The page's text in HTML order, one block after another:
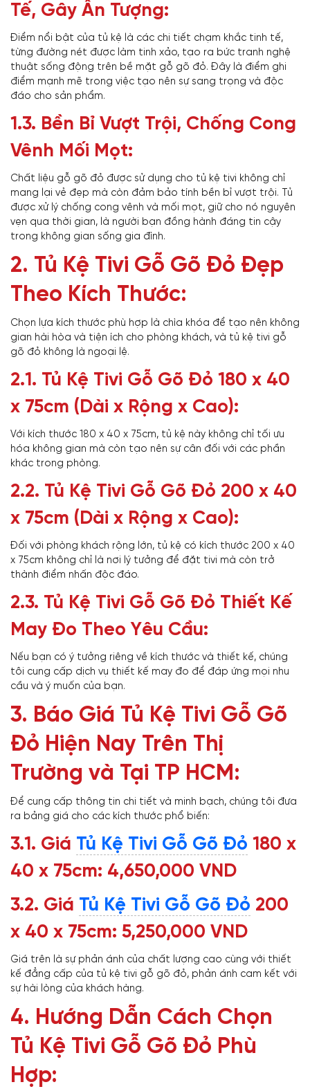
Tế, Gây Ấn Tượng:
Điểm nổi bật của tủ kệ là các chi tiết chạm khắc tinh tế,
từng đường nét được làm tinh xảo, tạo ra bức tranh nghệ
thuật sống động trên bề mặt gỗ gõ đỏ. Đây là điểm ghi
điểm mạnh mẽ trong việc tạo nên sự sang trọng và độc
đáo cho sản phẩm.
1.3. Bền Bỉ Vượt Trội, Chống Cong
Vênh Mối Mọt:
Chất liệu gỗ gõ đỏ được sử dụng cho tủ kệ tivi không chỉ
mang lại vẻ đẹp mà còn đảm bảo tính bền bỉ vượt trội. Tủ
được xử lý chống cong vênh và mối mọt, giữ cho nó nguyên
vẹn qua thời gian, là người bạn đồng hành đáng tin cậy
trong không gian sống gia đình.
2. Tủ Kệ Tivi Gỗ Gõ Đỏ Đẹp
Theo Kích Thước:
Chọn lựa kích thước phù hợp là chìa khóa để tạo nên không
gian hài hòa và tiện ích cho phòng khách, và tủ kệ tivi gỗ
gõ đỏ không là ngoại lệ.
2.1. Tủ Kệ Tivi Gỗ Gõ Đỏ 180 x 40
x 75cm (Dài x Rộng x Cao):
Với kích thước 180 x 40 x 75cm, tủ kệ này không chỉ tối ưu
hóa không gian mà còn tạo nên sự cân đối với các phần
khác trong phòng.
2.2. Tủ Kệ Tivi Gỗ Gõ Đỏ 200 x 40
x 75cm (Dài x Rộng x Cao):
Đối với phòng khách rộng lớn, tủ kệ có kích thước 200 x 40
x 75cm không chỉ là nơi lý tưởng để đặt tivi mà còn trở
thành điểm nhấn độc đáo.
2.3. Tủ Kệ Tivi Gỗ Gõ Đỏ Thiết Kế
May Đo Theo Yêu Cầu:
Nếu bạn có ý tưởng riêng về kích thước và thiết kế, chúng
tôi cung cấp dịch vụ thiết kế may đo để đáp ứng mọi nhu
cầu và ý muốn của bạn.
3. Báo Giá Tủ Kệ Tivi Gỗ Gõ
Đỏ Hiện Nay Trên Thị
Trường và Tại TP HCM:
Để cung cấp thông tin chi tiết và minh bạch, chúng tôi đưa
ra bảng giá cho các kích thước phổ biến:
3.1. Giá Tủ Kệ Tivi Gỗ Gõ Đỏ 180 x
40 x 75cm: 4,650,000 VND
3.2. Giá Tủ Kệ Tivi Gỗ Gõ Đỏ 200
x 40 x 75cm: 5,250,000 VND
Giá trên là sự phản ánh của chất lượng cao cùng với thiết
kế đẳng cấp của tủ kệ tivi gỗ gõ đỏ, phản ánh cam kết với
sự hài lòng của khách hàng.
4. Hướng Dẫn Cách Chọn
Tủ Kệ Tivi Gỗ Gõ Đỏ Phù
Hợp: